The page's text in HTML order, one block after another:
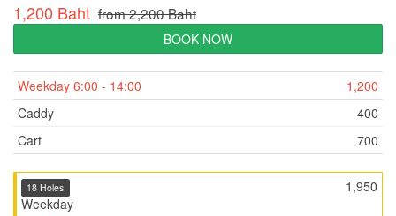
1,200 Baht from 2,200 Baht
BOOK NOW
Weekday 6:00 - 14:00
1,200
Caddy
400
Cart
700
1,950
18 Holes
Weekday